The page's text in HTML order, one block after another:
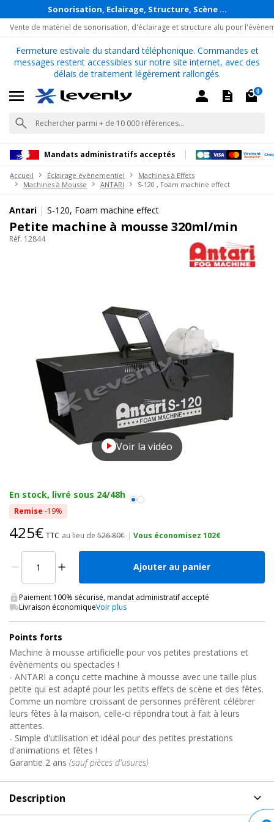
Sonorisation, Eclairage, Structure, Scène ...
Vente de matériel de sonorisation, d'éclairage et structure alu pour
Fermeture estivale du standard téléphonique. Commandes et
messages restent accessibles sur notre site internet, avec des
délais de traitement légèrement rallongés.
0
Mandats administratifs acceptés
Accueil Éclairage évènementiel
Machines à Effets
Machines à Mousse
ANTARI S-120 , Foam machine effect
Antari | S-120, Foam machine effect
Petite machine à mousse 320ml/min
Réf. 12844
Voir la vidéo
En stock, livré sous 24/48h
Remise -19%
425€ TTC au lieu de 526.80€ | Vous économisez 102€
Ajouter au panier
Paiement 100% sécurisé, mandat administratif accepté
Livraison économiqueVoir plus
Points forts
Machine à mousse artificielle pour vos petites prestations et
évènements ou spectacles !
- ANTARI a conçu cette machine à mousse avec une taille plus
petite qui est adapté pour les petits effets de scène et des fêtes.
Comme un nombre croissant de personnes préfèrent célébrer
leurs fêtes à la maison, celle-ci répondra tout à fait à leurs
attentes.
- Simple d'utilisation et idéal pour des petites prestations
d'animations et fêtes !
Garantie 2 ans (sauf pièces d'usures)
Description